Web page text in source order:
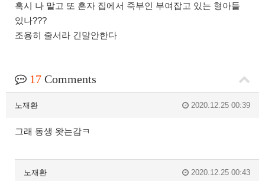
혹시 나 말고 또 혼자 집에서 죽부인 부여잡고 있는 형아들
있나???
조용히 줄서라 긴말안한다
17 Comments
노재환 2020.12.25 00:39
그래 동생 왓는감ㅋ
노재환 2020.12.25 00:43